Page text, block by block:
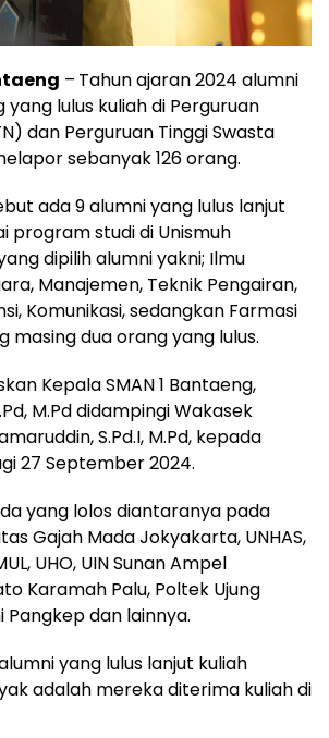
– Tahun ajaran 2024 alumni
yang lulus kuliah di Perguruan
dan Perguruan Tinggi Swasta
sebanyak 126 orang.
ada 9 alumni yang lulus lanjut
program studi di Unismuh
dipilih alumni yakni; Ilmu
Manajemen, Teknik Pengairan,
Komunikasi, sedangkan Farmasi
masing dua orang yang lulus.
Kepala SMAN 1 Bantaeng,
M.Pd didampingi Wakasek
S.Pd.I, M.Pd, kepada
27 September 2024.
yang lolos diantaranya pada
Gajah Mada Jokyakarta, UNHAS,
UHO, UIN Sunan Ampel
Karamah Palu, Poltek Ujung
Pangkep dan lainnya.
yang lulus lanjut kuliah
adalah mereka diterima kuliah di